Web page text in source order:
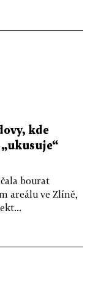
kde
bourat
areálu ve Zlíně,